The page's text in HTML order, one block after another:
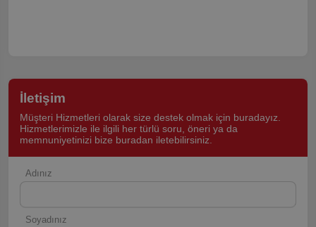
İletişim
Müşteri Hizmetleri olarak size destek olmak için buradayız.
Hizmetlerimizle ile ilgili her türlü soru, öneri ya da
memnuniyetinizi bize buradan iletebilirsiniz.
Adınız
Soyadınız